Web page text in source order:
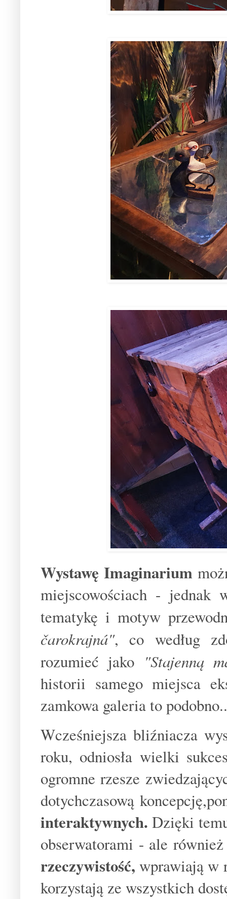
Wystawę Imaginarium
miejscowościach -
tematykę i motyw
čarokrajná", co według
rozumieć jako "Stajenną
historii samego miejsca
zamkowa galeria to
Wcześniejsza bliźniacza
roku, odniosła wielki
ogromne rzesze
dotychczasową
interaktywnych. Dzięki
obserwatorami - ale
rzeczywistość, wprawiają w
korzystają ze wszystkich